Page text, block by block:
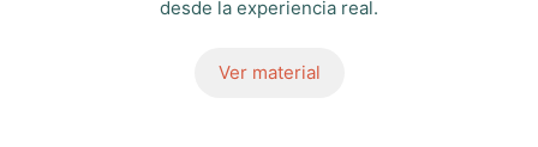
desde la experiencia real.
Ver material